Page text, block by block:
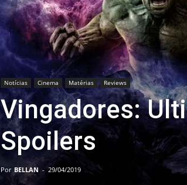
Notícias Cinema Matérias Reviews
Vingadores:
Spoilers
Por BELLAN - 29/04/2019